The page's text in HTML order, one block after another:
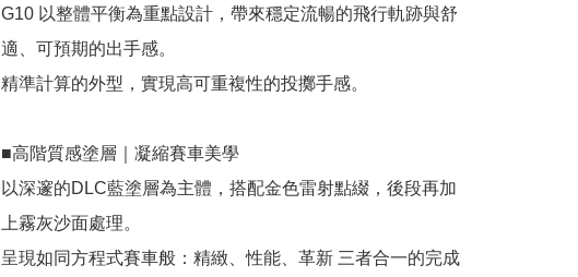
G10 以整體平衡為重點設計，帶來穩定流暢的飛行軌跡與舒
適、可預期的出手感。
精準計算的外型，實現高可重複性的投擲手感。
■高階質感塗層｜凝縮賽車美學
以深邃的DLC藍塗層為主體，搭配金色雷射點綴，後段再加
上霧灰沙面處理。
呈現如同方程式賽車般：精緻、性能、革新 三者合一的完成